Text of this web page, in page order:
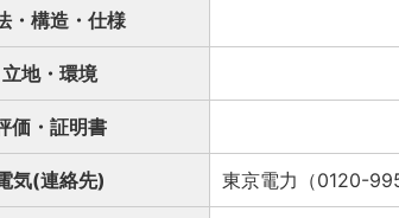
・構造・仕様
立地・環境
価・証明書
気(連絡先) 東京電力（0120-